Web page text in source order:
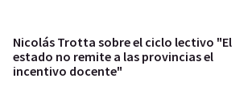
Nicolás Trotta sobre el ciclo lectivo "El
estado no remite a las provincias el
incentivo docente"